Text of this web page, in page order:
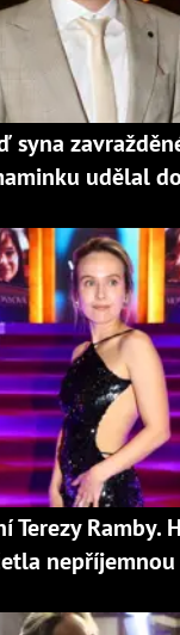
syna
udělal
Terezy Ramby.
nepříjemnou